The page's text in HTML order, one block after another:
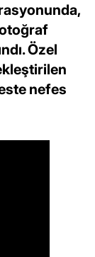
Özel
nefes